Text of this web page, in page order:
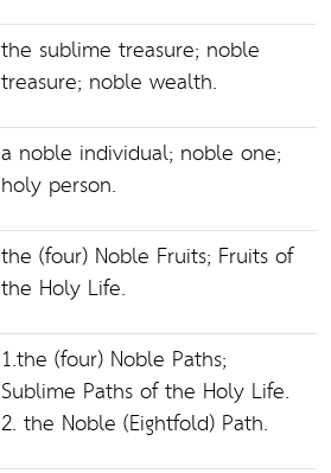
the sublime treasure; noble
treasure; noble wealth.
a noble individual; noble one;
holy person.
the (four) Noble Fruits; Fruits of
the Holy Life.
1.the (four) Noble Paths;
Sublime Paths of the Holy Life.
2. the Noble (Eightfold) Path.